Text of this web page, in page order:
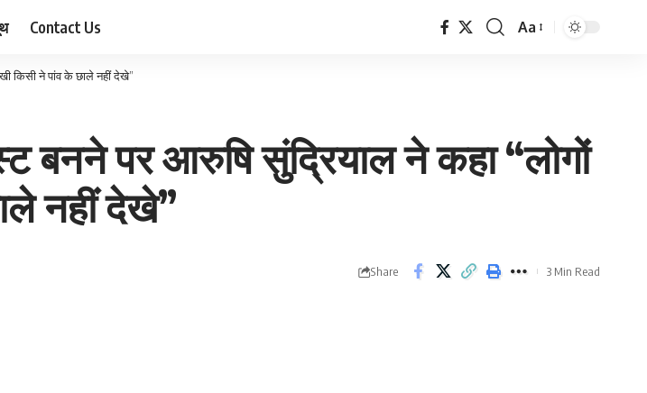
Contact Us
Font
Aa
किसी ने पांव के छाले नहीं देखे”
बनने पर आरुषि सुंद्रियाल ने कहा “लोगों
नहीं देखे”
Share 3 Min Read